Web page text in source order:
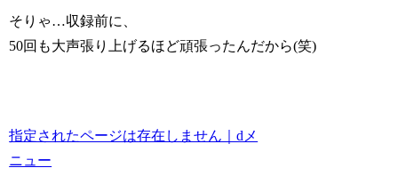
そりゃ…収録前に、
50回も大声張り上げるほど頑張ったんだから(笑)
指定されたページは存在しません｜dメ
ニュー